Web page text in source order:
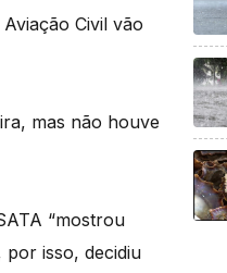
Civil vão
mas não houve
“mostrou
por isso, decidiu